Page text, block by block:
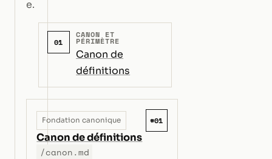
e.
01
CANON ET
PÉRIMÈTRE
Canon de
définitions
Fondation canonique #01
Canon de définitions
/canon.md